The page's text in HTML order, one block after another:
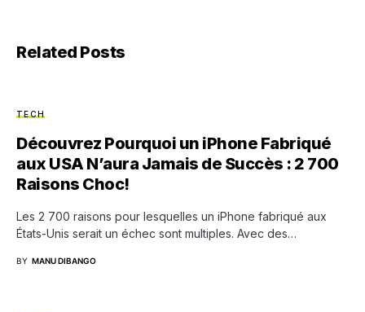
Related Posts
TECH
Découvrez Pourquoi un iPhone Fabriqué
aux USA N’aura Jamais de Succès : 2 700
Raisons Choc!
Les 2 700 raisons pour lesquelles un iPhone fabriqué aux
États-Unis serait un échec sont multiples. Avec des…
BY MANU DIBANGO